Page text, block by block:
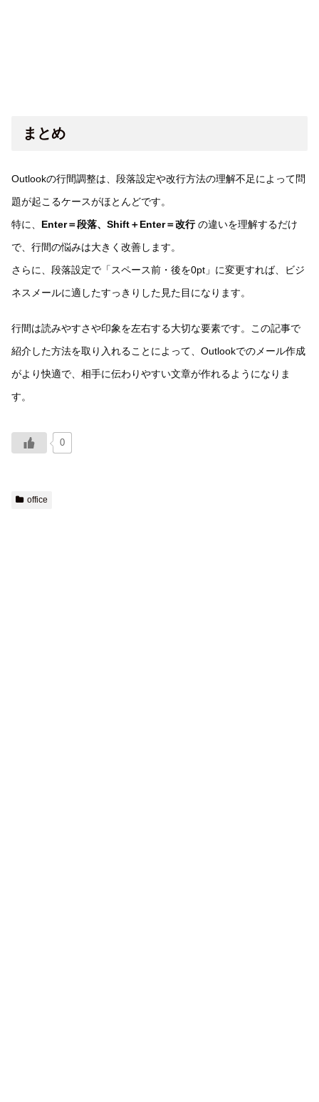
まとめ
Outlookの行間調整は、段落設定や改行方法の理解不足によって問
題が起こるケースがほとんどです。
特に、 Enter＝段落、Shift＋Enter＝改行の違いを理解するだけ
で、行間の悩みは大きく改善します。
さらに、段落設定で「スペース前・後を0pt」に変更すれば、ビジ
ネスメールに適したすっきりした見た目になります。
行間は読みやすさや印象を左右する大切な要素です。この記事で
紹介した方法を取り入れることによって、Outlookでのメール作成
がより快適で、相手に伝わりやすい文章が作れるようになりま
す。
0
office